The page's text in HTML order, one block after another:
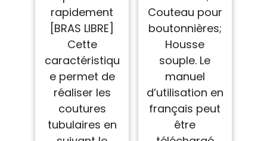
rapidement
[BRAS LIBRE]
Cette
caractéristiqu
e permet de
réaliser les
coutures
tubulaires en
Couteau pour
boutonnières;
Housse
souple. Le
manuel
d’utilisation en
français peut
être